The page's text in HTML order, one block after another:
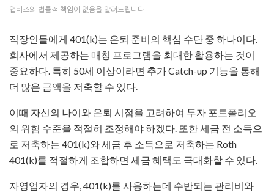
업비즈의 법률적 책임이 없음을 알려드립니다.
직장인들에게 401(k)는 은퇴 준비의 핵심 수단 중 하나이다.
회사에서 제공하는 매칭 프로그램을 최대한 활용하는 것이
중요하다. 특히 50세 이상이라면 추가 Catch-up 기능을 통해
더 많은 금액을 저축할 수 있다.
이때 자신의 나이와 은퇴 시점을 고려하여 투자 포트폴리오
의 위험 수준을 적절히 조정해야 하겠다. 또한 세금 전 소득으
로 저축하는 401(k)와 세금 후 소득으로 저축하는 Roth
401(k)를 적절하게 조합하면 세금 혜택도 극대화할 수 있다.
자영업자의 경우, 401(k)를 사용하는데 수반되는 관리비와